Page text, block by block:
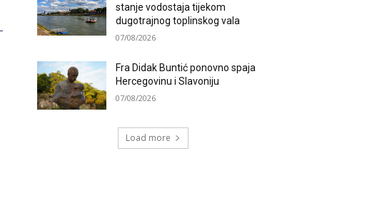
stanje vodostaja tijekom
dugotrajnog toplinskog vala
07/08/2026
Fra Didak Buntić ponovno spaja
Hercegovinu i Slavoniju
07/08/2026
Load more